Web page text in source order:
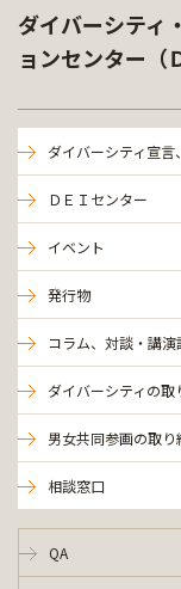
ダイバーシティ
ョンセンター（
ダイバーシティ宣言
ＤＥＩセンター
イベント
発行物
コラム、対談・講演
ダイバーシティの取
男女共同参画の取り
相談窓口
QA